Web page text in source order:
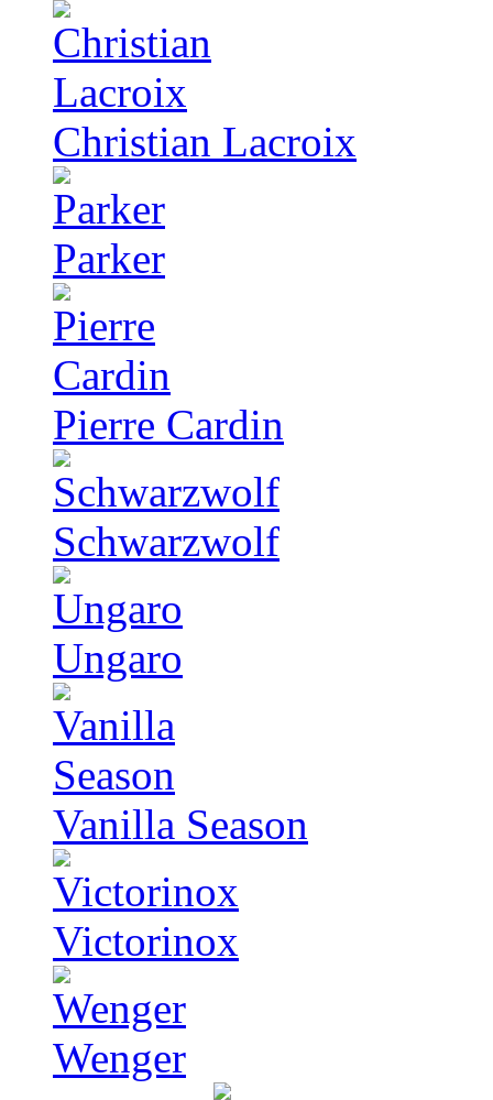
Christian Lacroix
Parker
Pierre Cardin
Schwarzwolf
Ungaro
Vanilla Season
Victorinox
Wenger